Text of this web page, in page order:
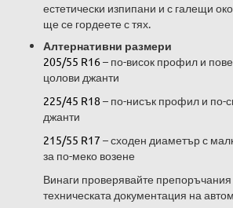
естетически изпипани и с галещи
ще се гордеете с тях.
Алтернативни размери
205/55 R16– по-висок профил и
цолови джанти
225/45 R18 – по-нисък профил и по-
джанти
215/55 R17 – сходен диаметър с
за по-меко возене
Винаги проверявайте
техническата документация на